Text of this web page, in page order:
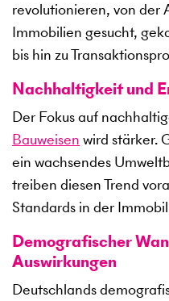
revolutionieren, von der
Immobilien gesucht,
bis hin zu
Nachhaltigkeit und
Der Fokus auf
Bauweisen wird stärker.
ein wachsendes
treiben diesen Trend
Standards in der
Demografischer
Auswirkungen
Deutschlands